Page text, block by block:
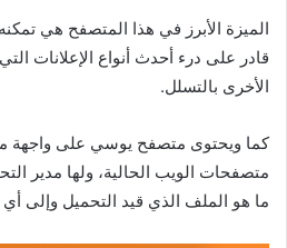
الميزة الأبرز في هذا المتصفح هي
قادر على درء أحدث أنواع الإعلانات
الأخرى بالتسلل.
كما ويحتوى متصفح يوسي على واجهة
متصفحات الويب الحالية، ولها مدير
ما هو الملف الذي قيد التحميل وإلى